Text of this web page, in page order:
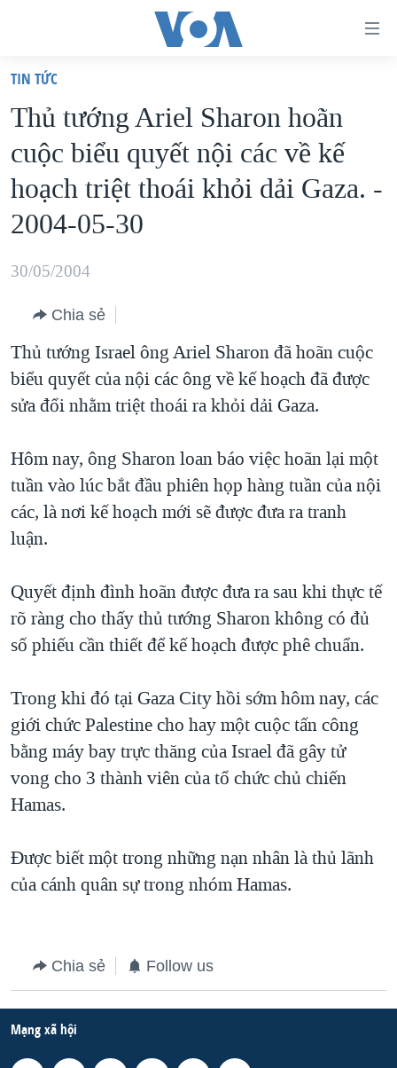
truy
cập
Tới
nội
chính
Tới
hướng
chính
Đi
"Tìm"
VIỆT NAM
HOA KỲ
BIỂN ĐÔNG
THẾ GIỚI
MỤC
TỰ DO BÁO CHÍ
VẠCH TRẦN TIN GIẢ
NGƯỜI VIỆT HẢI NGOẠI
KINH TẾ
KHOA HỌC
SỨC KHOẺ
GIÁO DỤC
CHUYÊN ĐỀ
CHIẾN TRANH THƯƠNG MẠI CỦA MỸ: QUÁ KHỨ VÀ HIỆN
TẠI
MỘT NĂM CHIẾN TRANH TẠI DẢI GAZA
GIẢI MÃ VÀNH ĐAI & CON ĐƯỜNG
GROUND ZERO – XƯA VÀ NAY
CHI PHÍ CHIẾN TRANH AFGHANISTAN
CÁC GIÁ TRỊ CỘNG HÒA Ở VIỆT NAM
THƯỢNG ĐỈNH TRUMP-KIM TẠI VIỆT NAM
TRỊNH VĨNH BÌNH VS. CHÍNH PHỦ VIỆT NAM
NGƯ DÂN VIỆT VÀ LÀN SÓNG TRỘM HẢI SÂM
BÊN KIA QUỐC LỘ: TIẾNG VỌNG TỪ NÔNG THÔN MỸ
HỌC TIẾNG ANH
VIDEO
NGHE
MẠNG XÃ HỘI
Ngôn ngữ khác
TIN TỨC
Thủ tướng Ariel Sharon hoãn
cuộc biểu quyết nội các về kế
hoạch triệt thoái khỏi dải Gaza. -
2004-05-30
30/05/2004
Chia sẻ
Thủ tướng Israel ông Ariel Sharon đã hoãn cuộc
biểu quyết của nội các ông về kế hoạch đã được
sửa đổi nhằm triệt thoái ra khỏi dải Gaza.
Hôm nay, ông Sharon loan báo việc hoãn lại một
tuần vào lúc bắt đầu phiên họp hàng tuần của nội
các, là nơi kế hoạch mới sẽ được đưa ra tranh
luận.
Quyết định đình hoãn được đưa ra sau khi thực tế
rõ ràng cho thấy thủ tướng Sharon không có đủ
số phiếu cần thiết để kế hoạch được phê chuẩn.
Trong khi đó tại Gaza City hồi sớm hôm nay, các
giới chức Palestine cho hay một cuộc tấn công
bằng máy bay trực thăng của Israel đã gây tử
vong cho 3 thành viên của tổ chức chủ chiến
Hamas.
Được biết một trong những nạn nhân là thủ lãnh
của cánh quân sự trong nhóm Hamas.
Chia sẻ Follow us
Mạng xã hội